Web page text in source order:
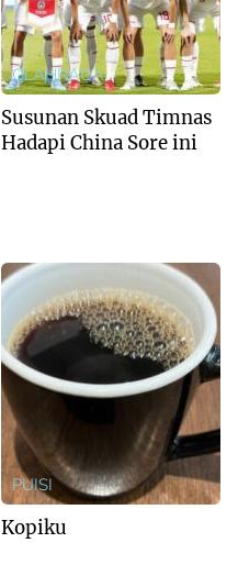
OLAHRAGA
Susunan Skuad Timnas
Hadapi China Sore ini
PUISI
Kopiku